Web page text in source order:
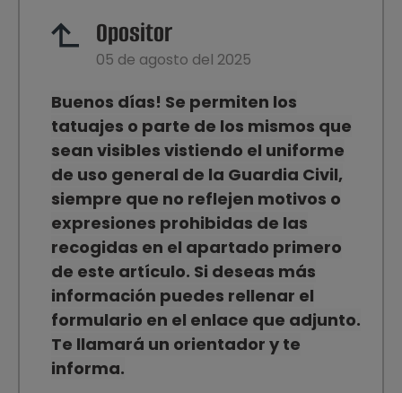
Opositor
05 de agosto del 2025
Buenos días! Se permiten los
tatuajes o parte de los mismos que
sean visibles vistiendo el uniforme
de uso general de la Guardia Civil,
siempre que no reflejen motivos o
expresiones prohibidas de las
recogidas en el apartado primero
de este artículo. Si deseas más
información puedes rellenar el
formulario en el enlace que adjunto.
Te llamará un orientador y te
informa.